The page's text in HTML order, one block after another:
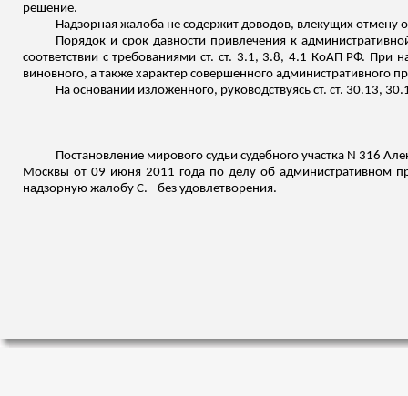
решение.
Надзорная жалоба не содержит доводов, влекущих отмену
Порядок и срок давности привлечения к
соответствии с требованиями ст. ст. 3.1, 3.8, 4.1 КоАП РФ. При
виновного, а также характер совершенного административного
На основании изложенного, руководствуясь ст. ст. 30.13,
Постановление мирового судьи судебного участка N 316
Москвы от 09 июня 2011 года по делу об административном
надзорную жалобу С. - без удовлетворения.